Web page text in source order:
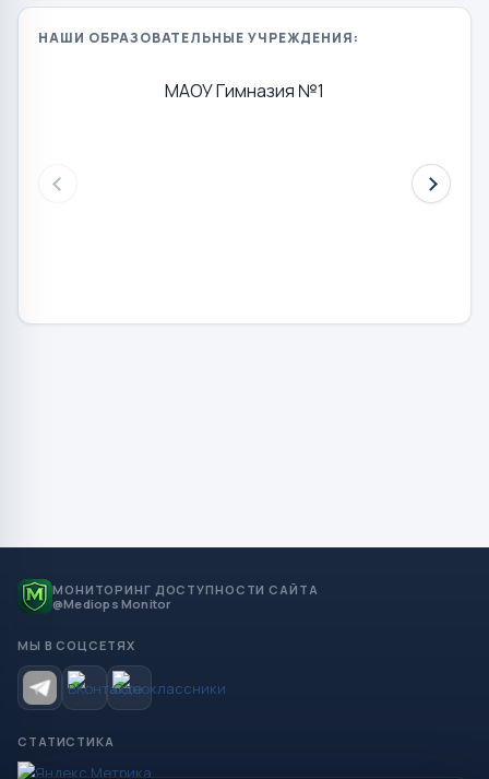
НАШИ ОБРАЗОВАТЕЛЬНЫЕ УЧРЕЖДЕНИЯ:
МАОУ Гимназия №1
МОНИТОРИНГ ДОСТУПНОСТИ САЙТА
@Mediops Monitor
МЫ В СОЦСЕТЯХ
СТАТИСТИКА